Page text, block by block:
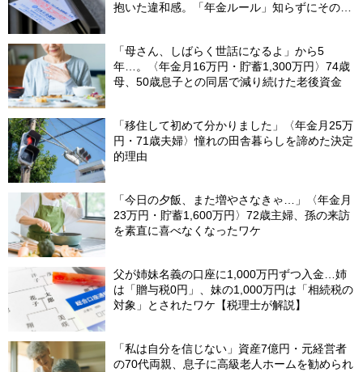
抱いた違和感。「年金ルール」知らずにそのま
「母さん、しばらく世話になるよ」から5
年…。〈年金月16万円・貯蓄1,300万円〉74歳
母、50歳息子との同居で減り続けた老後資金
「移住して初めて分かりました」〈年金月25万
円・71歳夫婦〉憧れの田舎暮らしを諦めた決定
的理由
「今日の夕飯、また増やさなきゃ…」〈年金月
23万円・貯蓄1,600万円〉72歳主婦、孫の来訪
を素直に喜べなくなったワケ
父が姉妹名義の口座に1,000万円ずつ入金…姉
は「贈与税0円」、妹の1,000万円は「相続税の
対象」とされたワケ【税理士が解説】
「私は自分を信じない」資産7億円・元経営者
の70代両親、息子に高級老人ホームを勧められ